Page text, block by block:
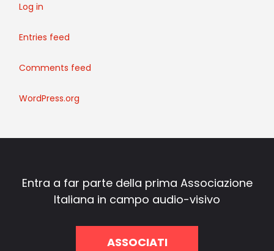
Log in
Entries feed
Comments feed
WordPress.org
Entra a far parte della prima Associazione
Italiana in campo audio-visivo
ASSOCIATI